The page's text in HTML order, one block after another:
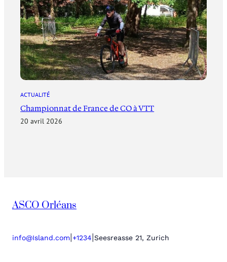
ACTUALITÉ
Championnat de France de CO à VTT
20 avril 2026
ASCO Orléans
info@Island.com +1234 Seesreasse 21, Zurich